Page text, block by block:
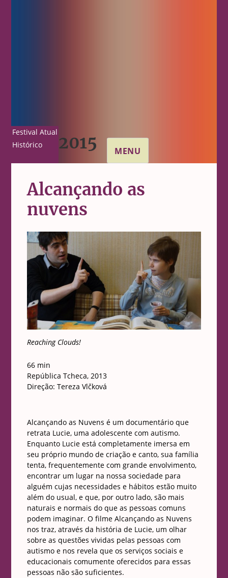
Festival Atual
Histórico
2015 MENU
Alcançando as
nuvens
Reaching Clouds!
66 min
República Tcheca, 2013
Direção: Tereza Vlčková
Alcançando as Nuvens é um documentário que
retrata Lucie, uma adolescente com autismo.
Enquanto Lucie está completamente imersa em
seu próprio mundo de criação e canto, sua família
tenta, frequentemente com grande envolvimento,
encontrar um lugar na nossa sociedade para
alguém cujas necessidades e hábitos estão muito
além do usual, e que, por outro lado, são mais
naturais e normais do que as pessoas comuns
podem imaginar. O filme Alcançando as Nuvens
nos traz, através da história de Lucie, um olhar
sobre as questões vividas pelas pessoas com
autismo e nos revela que os serviços sociais e
educacionais comumente oferecidos para essas
pessoas não são suficientes.